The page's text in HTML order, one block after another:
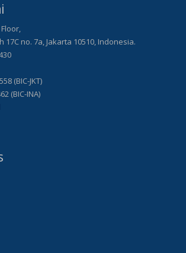
17C no. 7a, Jakarta 10510, Indonesia.
(BIC-JKT)
(BIC-INA)